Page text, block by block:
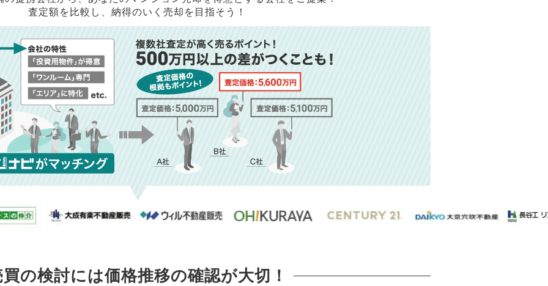
査定額を比較し、納得のいく売却を目指そう！
買の検討には価格推移の確認が大切！